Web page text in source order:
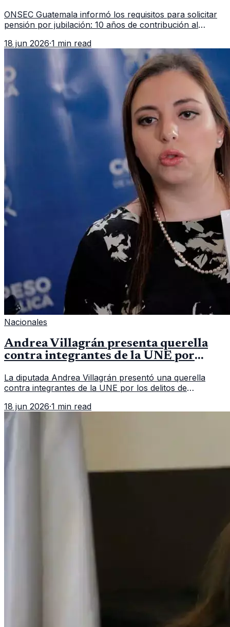
ONSEC Guatemala informó los requisitos para solicitar
pensión por jubilación: 10 años de contribución al
importar edad.
18 jun 2026·1 min read
Nacionales
Andrea Villagrán presenta querella
contra integrantes de la UNE por
La diputada Andrea Villagrán presentó una querella
contra integrantes de la UNE por los delitos de
18 jun 2026·1 min read